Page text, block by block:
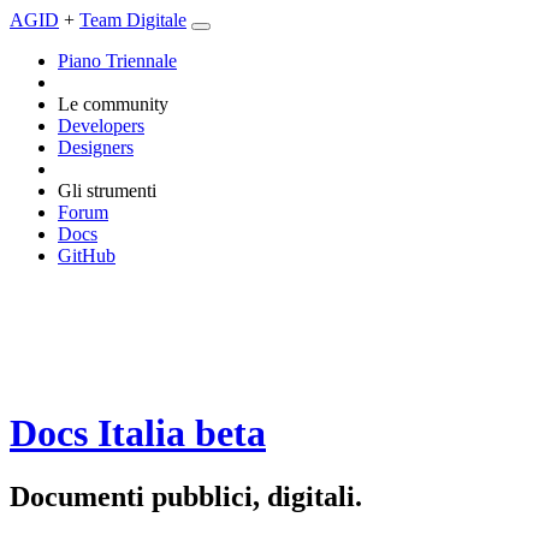
AGID + Team Digitale
Piano Triennale
Le community
Developers
Designers
Gli strumenti
Forum
Docs
GitHub
Docs Italia beta
Documenti pubblici, digitali.